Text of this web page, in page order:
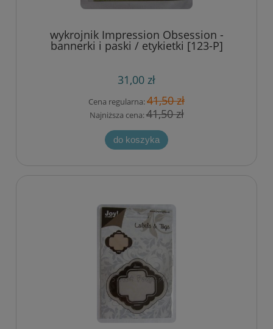
wykrojnik Impression Obsession -
bannerki i paski / etykietki [123-P]
31,00 zł
Cena regularna:41,50 zł
Najniższa cena:41,50 zł
do koszyka